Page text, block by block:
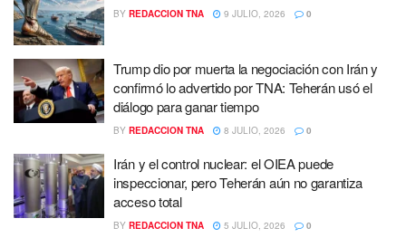
BY REDACCION TNA 9 JULIO, 2026 0
Trump dio por muerta la negociación con Irán y
confirmó lo advertido por TNA: Teherán usó el
diálogo para ganar tiempo
BY REDACCION TNA 8 JULIO, 2026 0
Irán y el control nuclear: el OIEA puede
inspeccionar, pero Teherán aún no garantiza
acceso total
BY REDACCION TNA 5 JULIO, 2026 0